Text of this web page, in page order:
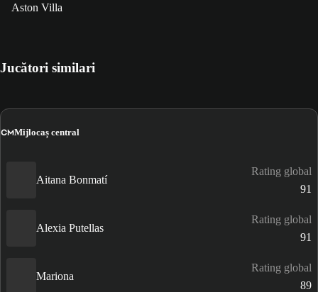
Aston Villa
Jucători similari
CMMijlocaș central
Aitana Bonmatí
Rating global
91
Alexia Putellas
Rating global
91
Mariona
Rating global
89